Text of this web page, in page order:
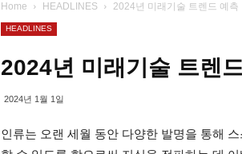
Home HEADLINES 2024년 미래기술 트렌드 예측
HEADLINES
2024년 미래기술 트렌
2024년 1월 1일
인류는 오랜 세월 동안 다양한 발명을 통해